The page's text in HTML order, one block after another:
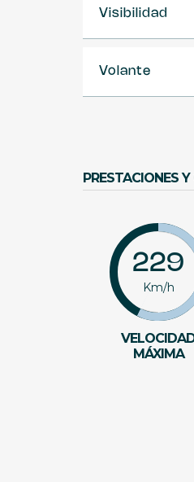
Visibilidad
Volante
PRESTACIONES
229
Km/h
MÁXIMA